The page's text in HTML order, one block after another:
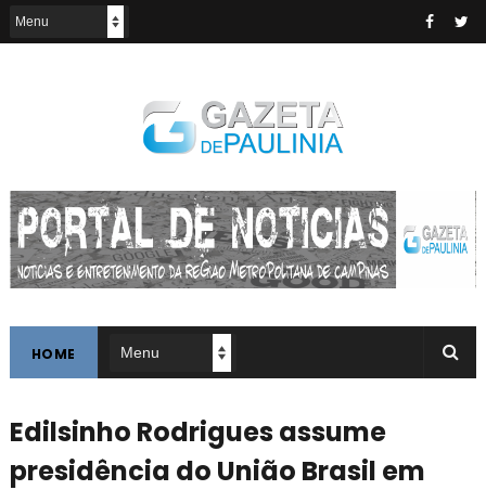
HOME
Edilsinho Rodrigues assume
presidência do União Brasil em